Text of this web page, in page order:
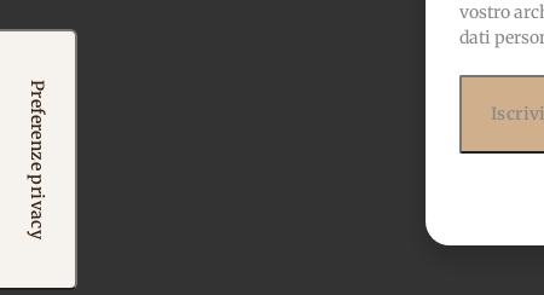
vostro
dati